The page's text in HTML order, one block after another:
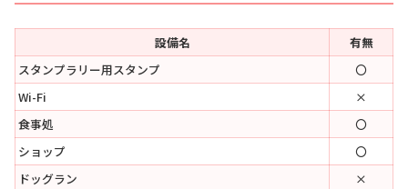
設備名
有無
スタンプラリー用スタンプ
〇
Wi-Fi
×
食事処
〇
ショップ
〇
ドッグラン
×